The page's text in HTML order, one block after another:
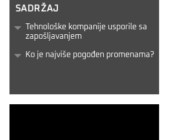
SADRŽAJ
Tehnološke kompanije usporile sa
zapošljavanjem
Ko je najviše pogođen promenama?